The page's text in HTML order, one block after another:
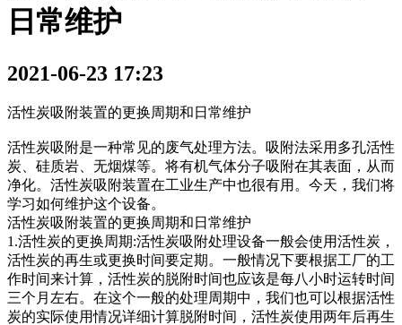
日常维护
2021-06-23 17:23
活性炭吸附装置的更换周期和日常维护
活性炭吸附是一种常见的废气处理方法。吸附法采用多孔活性
炭、硅质岩、无烟煤等。将有机气体分子吸附在其表面，从而
净化。活性炭吸附装置在工业生产中也很有用。今天，我们将
学习如何维护这个设备。
活性炭吸附装置的更换周期和日常维护
1.活性炭的更换周期:活性炭吸附处理设备一般会使用活性炭，
活性炭的再生或更换时间要定期。一般情况下要根据工厂的工
作时间来计算，活性炭的脱附时间也应该是每八小时运转时间
三个月左右。在这个一般的处理周期中，我们也可以根据活性
炭的实际使用情况详细计算脱附时间，活性炭使用两年后再生